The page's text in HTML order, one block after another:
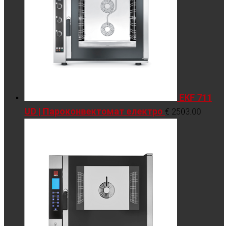
EKF 711
UD | Пароконвектомат електро € 2503.00